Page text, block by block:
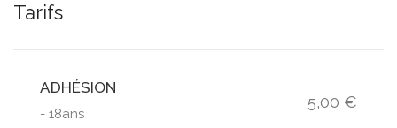
Tarifs
ADHÉSION
- 18ans
5,00 €